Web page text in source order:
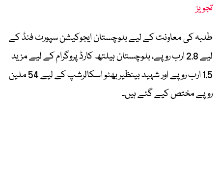
تجویز
طلبہ کی معاونت کے لیے بلوچستان ایجوکیشن سپورٹ فنڈ کے
لیے 2.8 ارب روپے، بلوچستان ہیلتھ کارڈ پروگرام کے لیے مزید
1.5 ارب روپے اور شہید بینظیر بھٹو اسکالرشپ کے لیے 54 ملین
روپے مختص کیے گئے ہیں۔